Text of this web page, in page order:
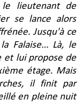
lieutenant de
se lance alors
Jusqu'à ce
Falaise... Là, le
et lui propose de
étage. Mais
il finit par
en pleine nuit